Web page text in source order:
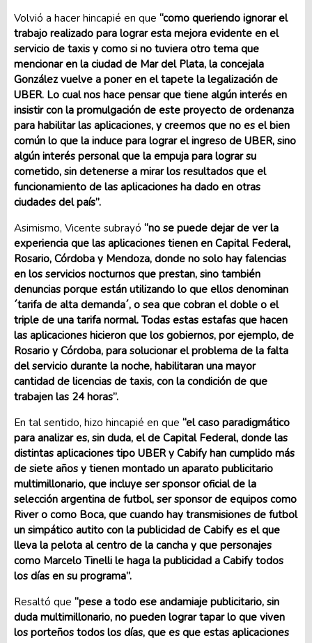
Volvió a hacer hincapié en que “como queriendo ignorar el
trabajo realizado para lograr esta mejora evidente en el
servicio de taxis y como si no tuviera otro tema que
mencionar en la ciudad de Mar del Plata, la concejala
González vuelve a poner en el tapete la legalización de
UBER. Lo cual nos hace pensar que tiene algún interés en
insistir con la promulgación de este proyecto de ordenanza
para habilitar las aplicaciones, y creemos que no es el bien
común lo que la induce para lograr el ingreso de UBER, sino
algún interés personal que la empuja para lograr su
cometido, sin detenerse a mirar los resultados que el
funcionamiento de las aplicaciones ha dado en otras
ciudades del país”.
Asimismo, Vicente subrayó “no se puede dejar de ver la
experiencia que las aplicaciones tienen en Capital Federal,
Rosario, Córdoba y Mendoza, donde no solo hay falencias
en los servicios nocturnos que prestan, sino también
denuncias porque están utilizando lo que ellos denominan
´tarifa de alta demanda´, o sea que cobran el doble o el
triple de una tarifa normal. Todas estas estafas que hacen
las aplicaciones hicieron que los gobiernos, por ejemplo, de
Rosario y Córdoba, para solucionar el problema de la falta
del servicio durante la noche, habilitaran una mayor
cantidad de licencias de taxis, con la condición de que
trabajen las 24 horas”.
En tal sentido, hizo hincapié en que “el caso paradigmático
para analizar es, sin duda, el de Capital Federal, donde las
distintas aplicaciones tipo UBER y Cabify han cumplido más
de siete años y tienen montado un aparato publicitario
multimillonario, que incluye ser sponsor oficial de la
selección argentina de futbol, ser sponsor de equipos como
River o como Boca, que cuando hay transmisiones de futbol
un simpático autito con la publicidad de Cabify es el que
lleva la pelota al centro de la cancha y que personajes
como Marcelo Tinelli le haga la publicidad a Cabify todos
los días en su programa”.
Resaltó que “pese a todo ese andamiaje publicitario, sin
duda multimillonario, no pueden lograr tapar lo que viven
los porteños todos los días, que es que estas aplicaciones